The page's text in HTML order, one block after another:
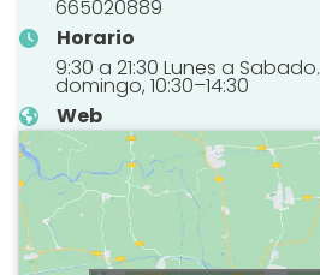
665020889
Horario
9:30 a 21:30 Lunes a Sabado.
domingo, 10:30–14:30
Web